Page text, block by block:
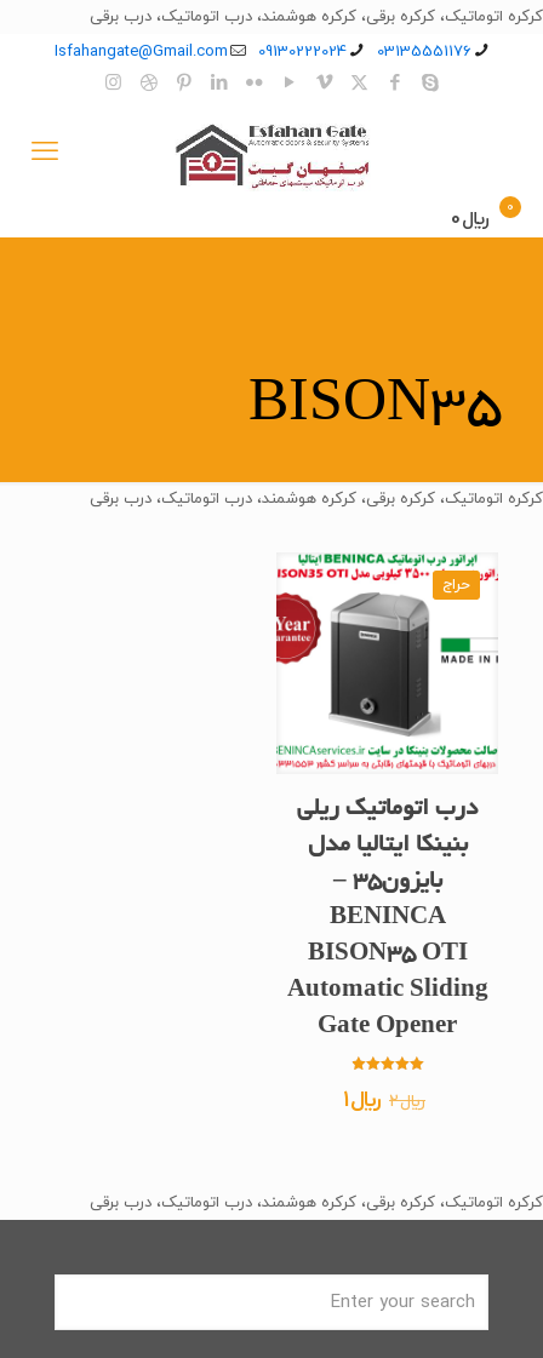
کرکره اتوماتیک، کرکره برقی، کرکره هوشمند، درب اتوماتیک، درب برقی
03135551176
09130222024
Isfahangate@Gmail.com
0 ﷼0
BISON35
کرکره اتوماتیک، کرکره برقی، کرکره هوشمند، درب اتوماتیک، درب برقی
حراج
درب اتوماتیک ریلی
بنینکا ایتالیا مدل
بایزون35 –
BENINCA
BISON35 OTI
Automatic Sliding
Gate Opener
4.83
از 5﷼2 قیمت
بود.
﷼1
است.
کرکره اتوماتیک، کرکره برقی، کرکره هوشمند، درب اتوماتیک، درب برقی